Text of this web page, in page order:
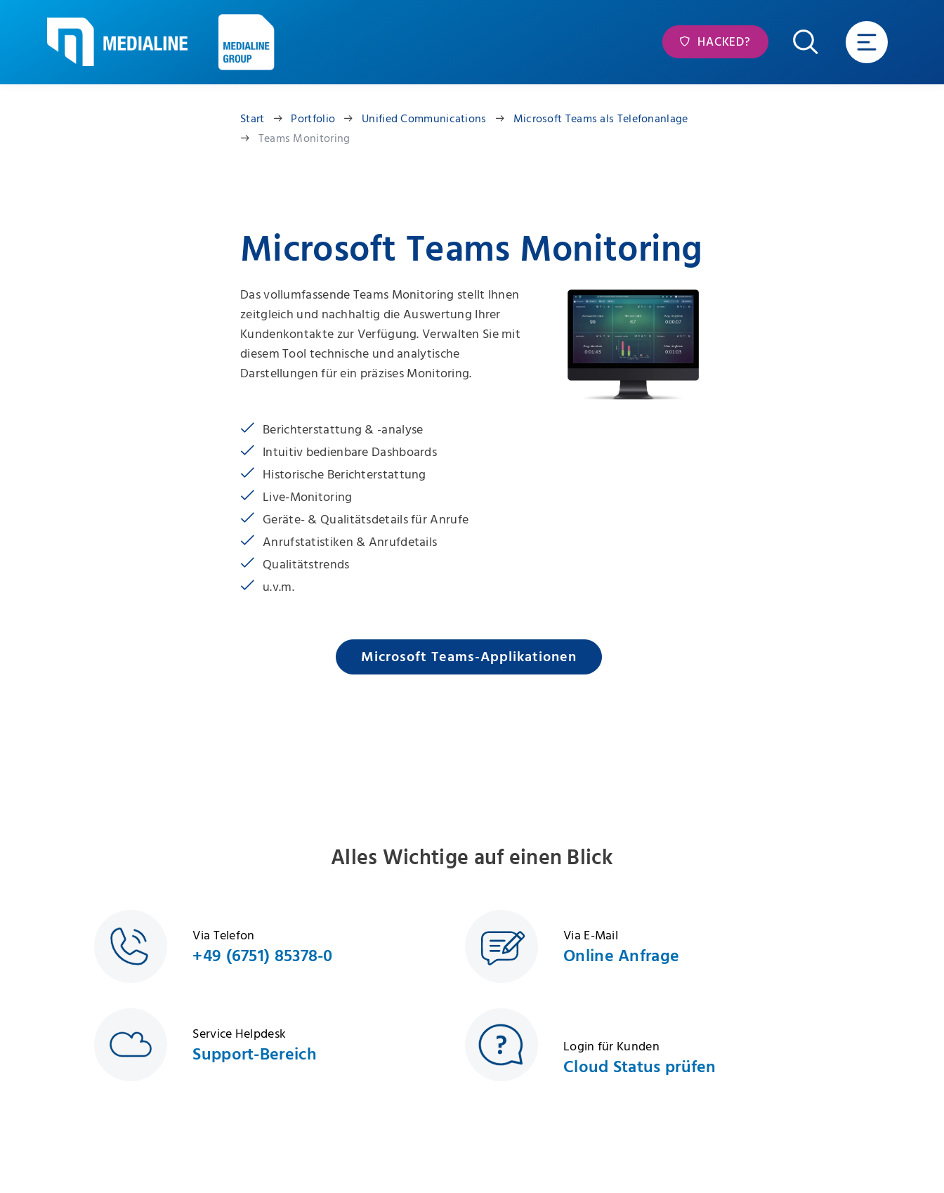
HACKED?
Start Portfolio Unified Communications
Microsoft Teams als Telefonanlage
Teams Monitoring
Microsoft Teams Monitoring
Das vollumfassende Teams Monitoring stellt Ihnen
zeitgleich und nachhaltig die Auswertung Ihrer
Kundenkontakte zur Verfügung. Verwalten Sie mit
diesem Tool technische und analytische
Darstellungen für ein präzises Monitoring.
Berichterstattung & -analyse
Intuitiv bedienbare Dashboards
Historische Berichterstattung
Live-Monitoring
Geräte- & Qualitätsdetails für Anrufe
Anrufstatistiken & Anrufdetails
Qualitätstrends
u.v.m.
Microsoft Teams-Applikationen
Alles Wichtige auf einen Blick
Via Telefon
+49 (6751) 85378-0
Via E-Mail
Online Anfrage
Service Helpdesk
Support-Bereich Login für Kunden
Cloud Status prüfen